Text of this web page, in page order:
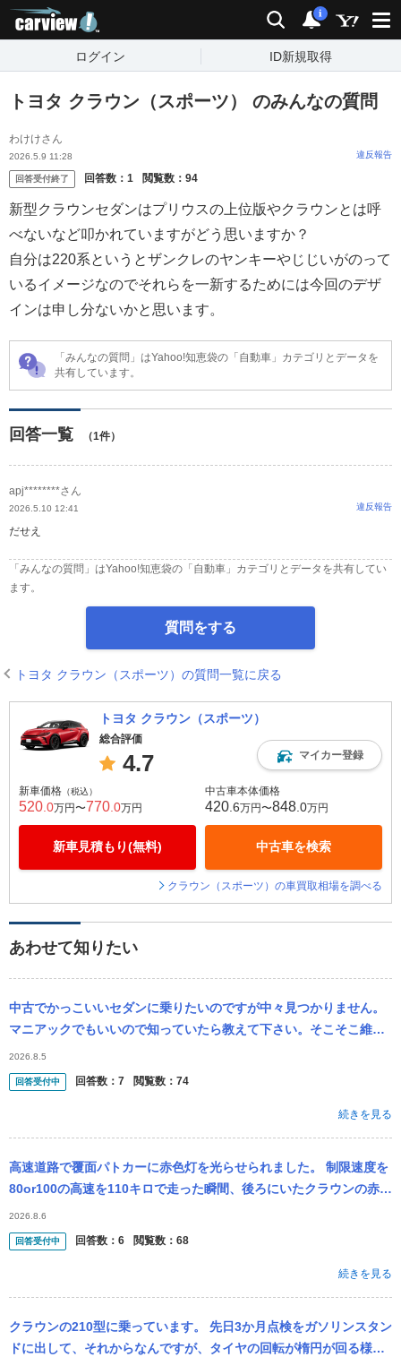
検索 通知
i
ログイン ID新規取得
トヨタ クラウン（スポーツ） のみんなの質問
わけけさん
2026.5.9 11:28 違反報告
回答受付終了 回答数： 1 閲覧数： 94
新型クラウンセダンはプリウスの上位版やクラウンとは呼
べないなど叩かれていますがどう思いますか？
自分は220系というとザンクレのヤンキーやじじいがのって
いるイメージなのでそれらを一新するためには今回のデザ
インは申し分ないかと思います。
「みんなの質問」はYahoo!知恵袋の「自動車」カテゴリとデータを
共有しています。
回答一覧 （1件）
apj********さん
2026.5.10 12:41 違反報告
だせえ
「みんなの質問」はYahoo!知恵袋の「自動車」カテゴリとデータを共有してい
ます。
質問をする
トヨタ クラウン（スポーツ）の質問一覧に戻る
トヨタ クラウン（スポーツ）
総合評価
4.7 マイカー登録
新車価格 （税込）
520 .0万円〜770 .0万円
新車見積もり(無料)
中古車本体価格
420 .6万円〜848 .0万円
中古車を検索
クラウン（スポーツ）の車買取相場を調べる
あわせて知りたい
中古でかっこいいセダンに乗りたいのですが中々見つかりません。
マニアックでもいいので知っていたら教えて下さい。そこそこ維持
費が安いと助かります。予算は250万。 候補としてあげていたの
は、 ...
2026.8.5
回答受付中 回答数： 7 閲覧数： 74
続きを見る
高速道路で覆面パトカーに赤色灯を光らせられました。 制限速度を
80or100の高速を110キロで走った瞬間、後ろにいたクラウンの赤色
灯が光り、車線を変更して着いてきました。 すぐに102キロほど...
2026.8.6
回答受付中 回答数： 6 閲覧数： 68
続きを見る
クラウンの210型に乗っています。 先日3か月点検をガソリンスタン
ドに出して、それからなんですが、タイヤの回転が楕円が回る様な